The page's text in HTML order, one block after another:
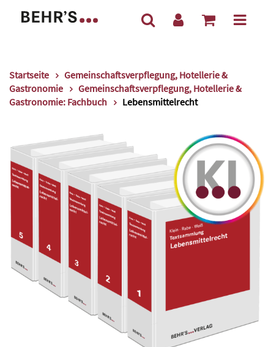
Startseite
Gemeinschaftsverpflegung, Hotellerie &
Gastronomie
Gemeinschaftsverpflegung, Hotellerie &
Gastronomie: Fachbuch
Lebensmittelrecht